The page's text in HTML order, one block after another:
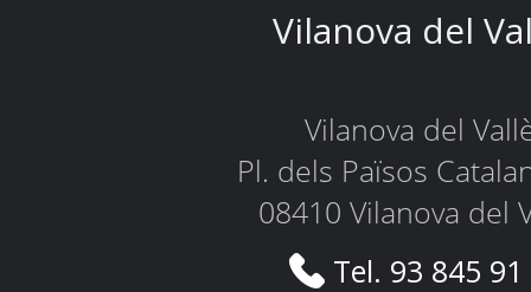
Vilanova del
Vilanova del
Pl. dels Països
08410 Vilanova del
Tel. 93 845